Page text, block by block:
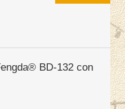
BD-132 con